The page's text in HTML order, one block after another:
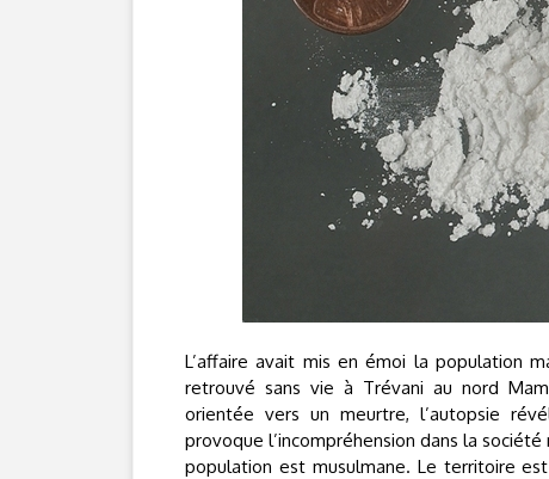
L’affaire avait mis en émoi la population
retrouvé sans vie à Trévani au nord
orientée vers un meurtre, l’autopsie
provoque l’incompréhension dans la
population est musulmane. Le territoire